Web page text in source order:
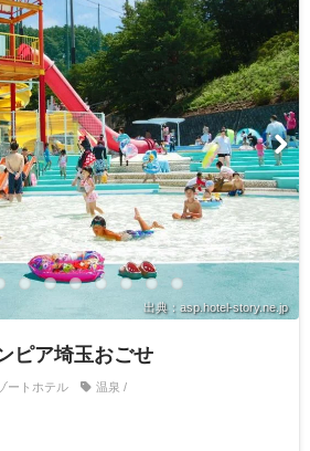
出典：asp.hotel-story.ne.jp
ピア埼玉おごせ
ートホテル 温泉 /